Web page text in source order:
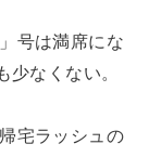
号は満席にな
なくない。
宅ラッシュの